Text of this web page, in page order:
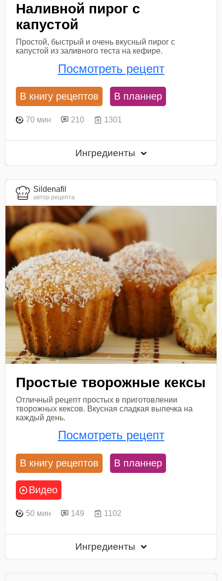
Наливной пирог с
капустой
Простой, быстрый и очень вкусный пирог с
капустой из заливного теста на кефире.
Посмотреть рецепт
В книгу рецептов В планнер
70 мин 210 1301
Ингредиенты
Sildenafil
автор рецепта
Простые творожные кексы
Отличный рецепт простых в приготовлении
творожных кексов. Вкусная сладкая выпечка на
каждый день.
Посмотреть рецепт
В книгу рецептов В планнер
Видео
50 мин 149 1102
Ингредиенты